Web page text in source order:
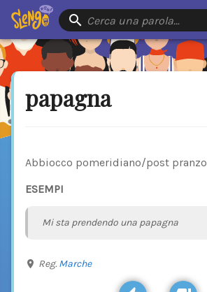
Cerca una parola…
papagna
Abbiocco pomeridiano/post pranzo
ESEMPI
Mi sta prendendo una papagna
Reg. Marche